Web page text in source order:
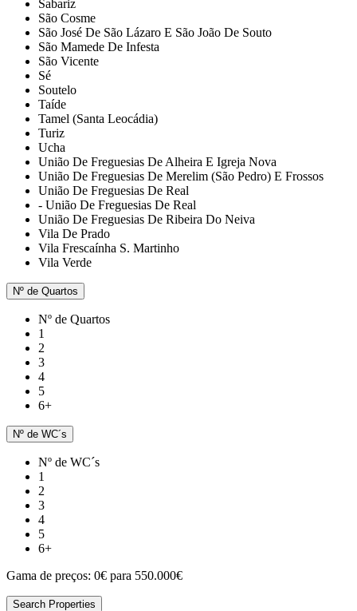
Sabariz
São Cosme
São José De São Lázaro E São João De Souto
São Mamede De Infesta
São Vicente
Sé
Soutelo
Taíde
Tamel (Santa Leocádia)
Turiz
Ucha
União De Freguesias De Alheira E Igreja Nova
União De Freguesias De Merelim (São Pedro) E Frossos
União De Freguesias De Real
- União De Freguesias De Real
União De Freguesias De Ribeira Do Neiva
Vila De Prado
Vila Frescaínha S. Martinho
Vila Verde
Nº de Quartos
Nº de Quartos
1
2
3
4
5
6+
Nº de WC´s
Nº de WC´s
1
2
3
4
5
6+
Gama de preços: 0€ para 550.000€